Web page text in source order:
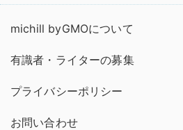
michill byGMOについて
有識者・ライターの募集
プライバシーポリシー
お問い合わせ